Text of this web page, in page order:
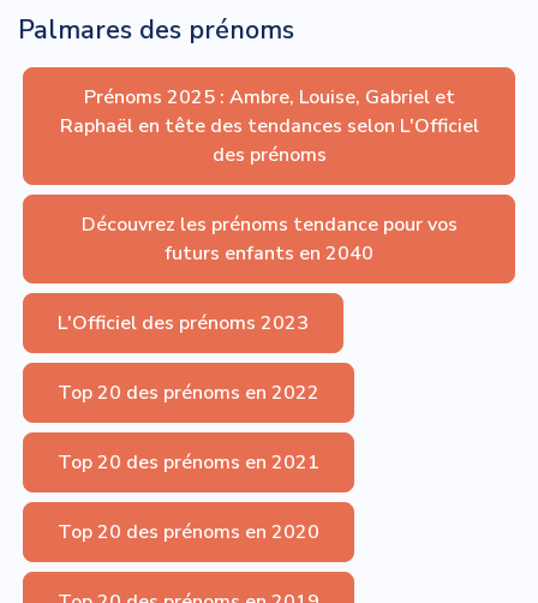
Palmares des prénoms
Prénoms 2025 : Ambre, Louise, Gabriel et
Raphaël en tête des tendances selon L'Officiel
des prénoms
Découvrez les prénoms tendance pour vos
futurs enfants en 2040
L'Officiel des prénoms 2023
Top 20 des prénoms en 2022
Top 20 des prénoms en 2021
Top 20 des prénoms en 2020